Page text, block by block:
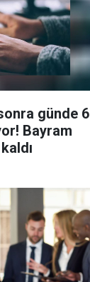
günde 6
Bayram